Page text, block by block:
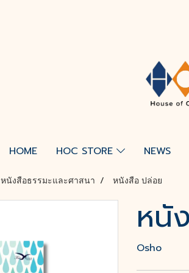
HOME HOC STORE NEWS
หนังสือธรรมะและศาสนา หนังสือ ปล่อย
หนั
Osho